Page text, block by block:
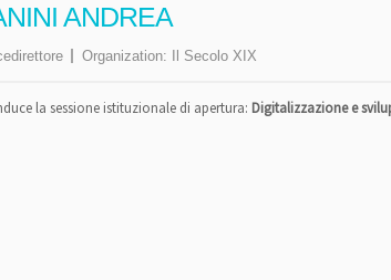
ANDREA
Organization: Il Secolo XIX
la sessione istituzionale di apertura: Digitalizzazione e